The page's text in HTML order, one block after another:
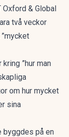
& Global
två veckor
”hur man
om hur mycket
sina
byggdes på en